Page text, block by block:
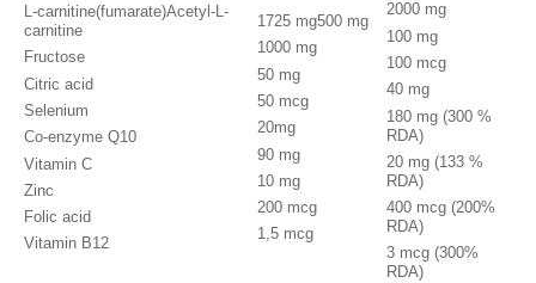
L-carnitine(fumarate)Acetyl-L-
carnitine
Fructose
Citric acid
Selenium
Co-enzyme Q10
Vitamin C
Zinc
Folic acid
Vitamin B12
1725 mg500 mg
1000 mg
50 mg
50 mcg
20mg
90 mg
10 mg
200 mcg
1,5 mcg
2000 mg
100 mg
100 mcg
40 mg
180 mg (300 %
RDA)
20 mg (133 %
RDA)
400 mcg (200%
RDA)
3 mcg (300%
RDA)